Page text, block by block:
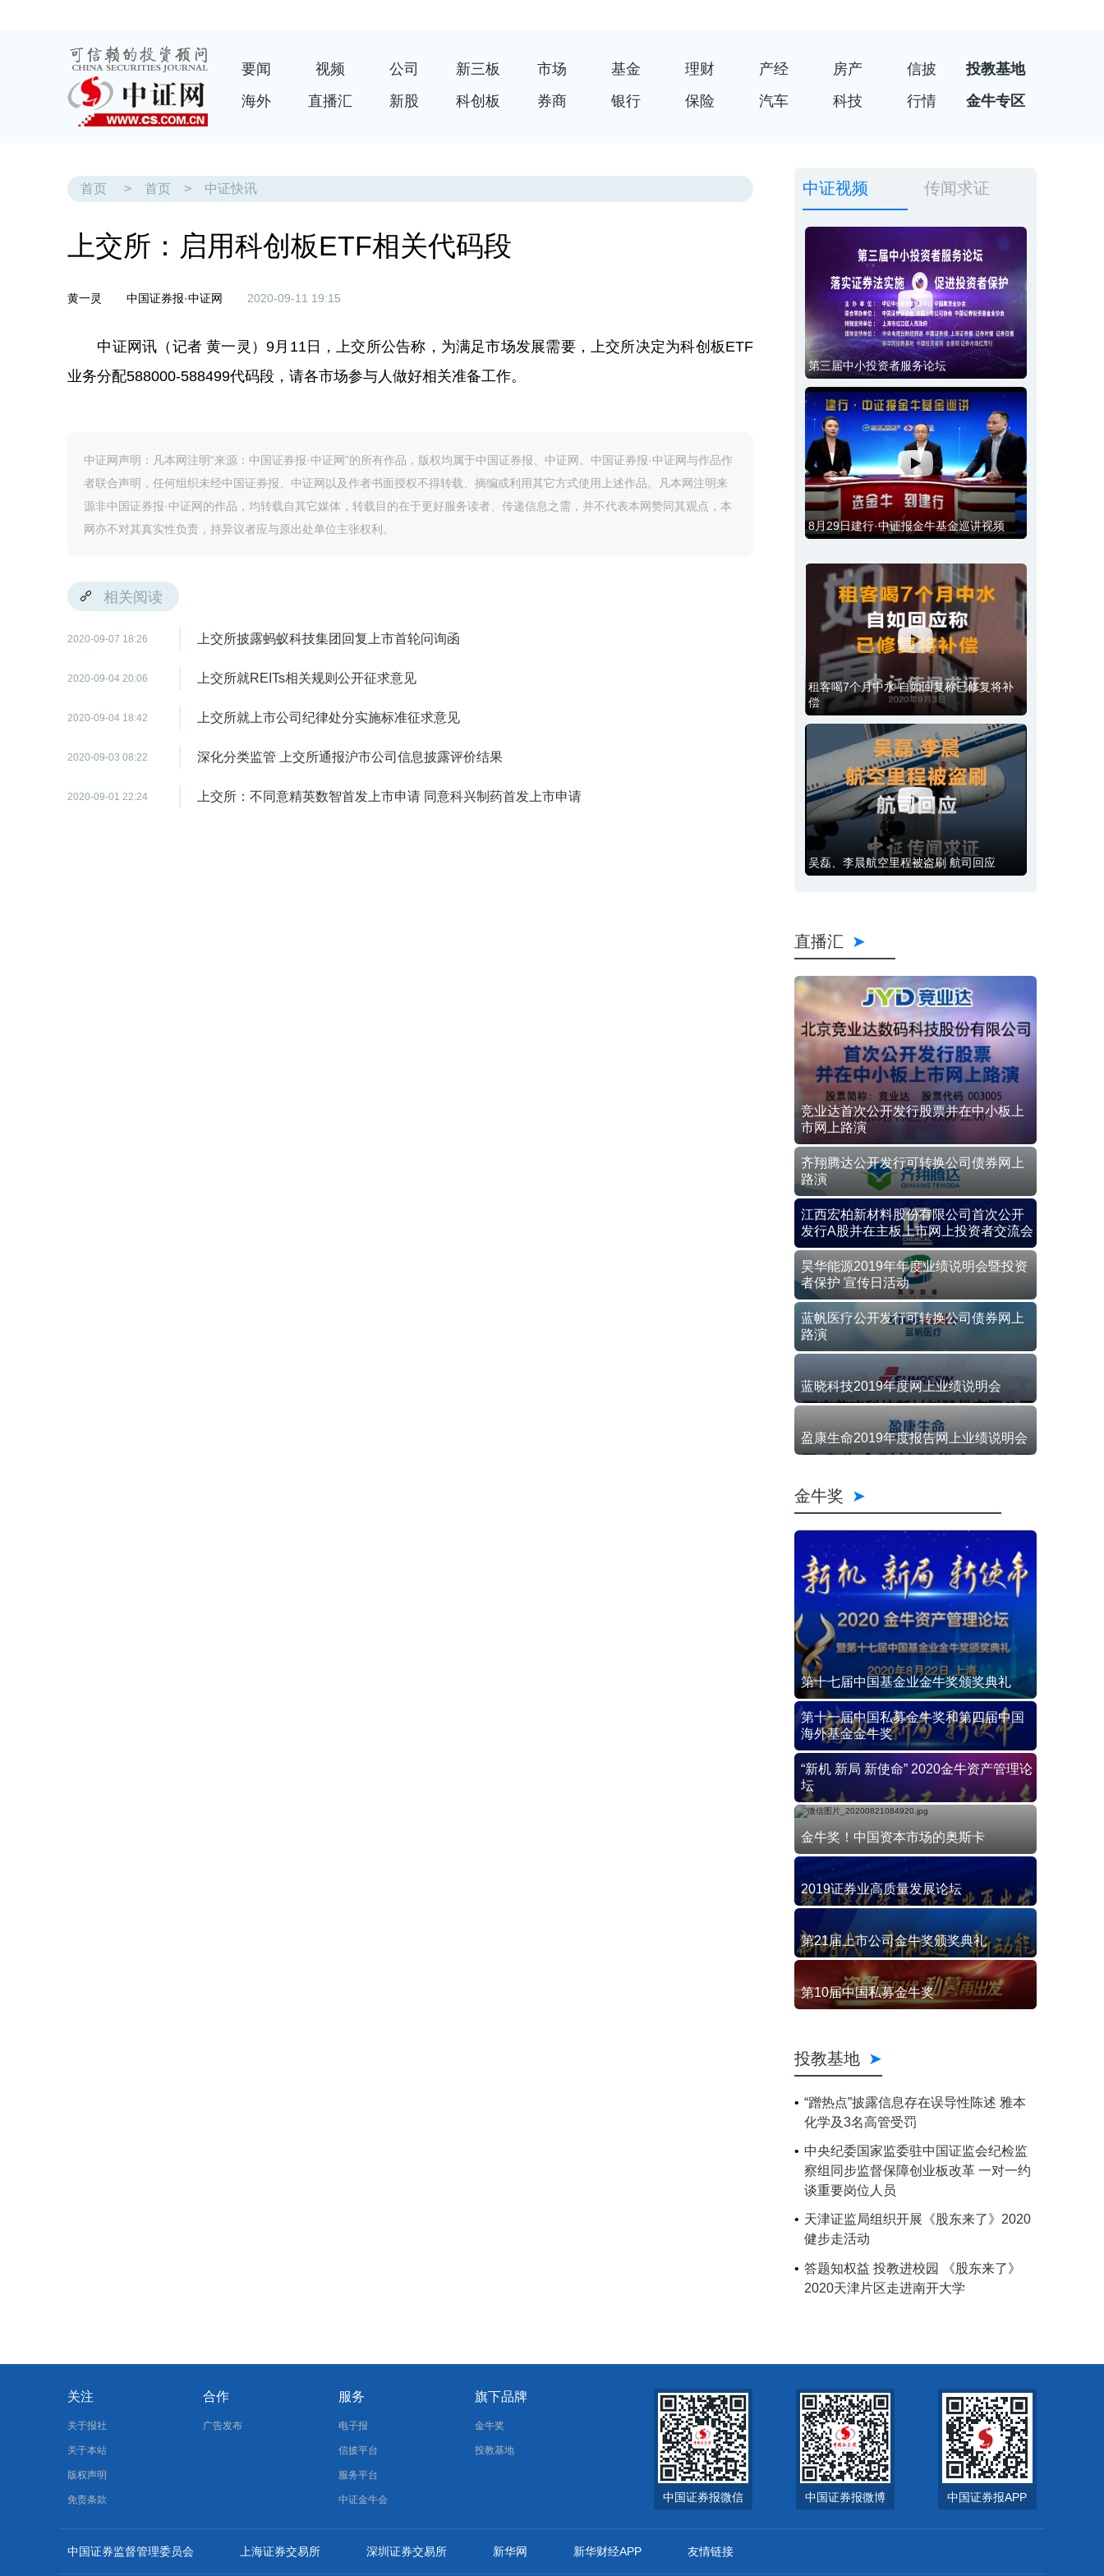
要闻 视频 公司 新三板 市场 基金 理财 产经 房产 信披
投教基地
海外
直播汇 新股 科创板 券商 银行 保险 汽车 科技 行情 金牛专区
首页 > 首页 > 中证快讯
上交所：启用科创板ETF相关代码段
黄一灵 中国证券报·中证网 2020-09-11 19:15
中证网讯（记者 黄一灵）9月11日，上交所公告称，为满足市场发展需要，上交所决定为科创板ETF
业务分配588000-588499代码段，请各市场参与人做好相关准备工作。
中证网声明：凡本网注明“来源：中国证券报·中证网”的所有作品，版权均属于中国证券报、中证网。中国证券报·中证网与作品作
者联合声明，任何组织未经中国证券报、中证网以及作者书面授权不得转载、摘编或利用其它方式使用上述作品。凡本网注明来
源非中国证券报·中证网的作品，均转载自其它媒体，转载目的在于更好服务读者、传递信息之需，并不代表本网赞同其观点，本
网亦不对其真实性负责，持异议者应与原出处单位主张权利。
相关阅读
2020-09-07 18:26 上交所披露蚂蚁科技集团回复上市首轮问询函
2020-09-04 20:06 上交所就REITs相关规则公开征求意见
2020-09-04 18:42 上交所就上市公司纪律处分实施标准征求意见
2020-09-03 08:22 深化分类监管 上交所通报沪市公司信息披露评价结果
2020-09-01 22:24 上交所：不同意精英数智首发上市申请 同意科兴制药首发上市申请
中证视频 传闻求证
第三届中小投资者服务论坛
8月29日建行·中证报金牛基金巡讲视频
租客喝7个月中水 自如回复称已修复将补
偿
吴磊、李晨航空里程被盗刷 航司回应
直播汇
竞业达首次公开发行股票并在中小板上
市网上路演
齐翔腾达公开发行可转换公司债券网上
路演
江西宏柏新材料股份有限公司首次公开
发行A股并在主板上市网上投资者交流会
昊华能源2019年年度业绩说明会暨投资
者保护 宣传日活动
蓝帆医疗公开发行可转换公司债券网上
路演
蓝晓科技2019年度网上业绩说明会
盈康生命2019年度报告网上业绩说明会
金牛奖
第十七届中国基金业金牛奖颁奖典礼
第十一届中国私募金牛奖和第四届中国
海外基金金牛奖
“新机 新局 新使命” 2020金牛资产管理论
坛
金牛奖！中国资本市场的奥斯卡
2019证券业高质量发展论坛
第21届上市公司金牛奖颁奖典礼
第10届中国私募金牛奖
投教基地
“蹭热点”披露信息存在误导性陈述 雅本
化学及3名高管受罚
中央纪委国家监委驻中国证监会纪检监
察组同步监督保障创业板改革 一对一约
谈重要岗位人员
天津证监局组织开展《股东来了》2020
健步走活动
答题知权益 投教进校园 《股东来了》
2020天津片区走进南开大学
关注
关于报社
关于本站
版权声明
免责条款
合作
广告发布
服务
电子报
信披平台
服务平台
中证金牛会
旗下品牌
金牛奖
投教基地
中国证券报微信 中国证券报微博 中国证券报APP
中国证券监督管理委员会 上海证券交易所 深圳证券交易所 新华网 新华财经APP 友情链接